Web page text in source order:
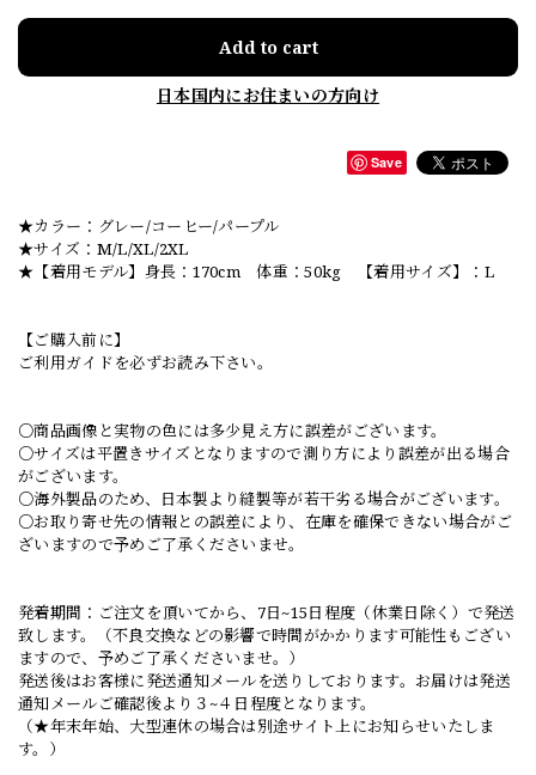
Add to cart
日本国内にお住まいの方向け
Save
★カラー：グレー/コーヒー/パープル
★サイズ：M/L/XL/2XL
★【着用モデル】身長：170cm 体重：50kg 【着用サイズ】：L
【ご購入前に】
ご利用ガイドを必ずお読み下さい。
○商品画像と実物の色には多少見え方に誤差がございます。
○サイズは平置きサイズとなりますので測り方により誤差が出る場合
がございます。
○海外製品のため、日本製より縫製等が若干劣る場合がございます。
○お取り寄せ先の情報との誤差により、在庫を確保できない場合がご
ざいますので予めご了承くださいませ。
発着期間：ご注文を頂いてから、7日~15日程度（休業日除く）で発送
致します。（不良交換などの影響で時間がかかります可能性もござい
ますので、予めご了承くださいませ。）
発送後はお客様に発送通知メールを送りしております。お届けは発送
通知メールご確認後より３~４日程度となります。
（★年末年始、大型連休の場合は別途サイト上にお知らせいたしま
す。）